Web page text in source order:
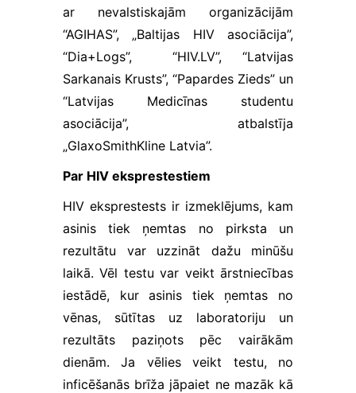
ar nevalstiskajām organizācijām
“AGIHAS”, „Baltijas HIV asociācija”,
“Dia+Logs”, “HIV.LV”, “Latvijas
Sarkanais Krusts”, “Papardes Zieds” un
“Latvijas Medicīnas studentu
asociācija”, atbalstīja
„GlaxoSmithKline Latvia”.
Par HIV eksprestestiem
HIV eksprestests ir izmeklējums, kam
asinis tiek ņemtas no pirksta un
rezultātu var uzzināt dažu minūšu
laikā. Vēl testu var veikt ārstniecības
iestādē, kur asinis tiek ņemtas no
vēnas, sūtītas uz laboratoriju un
rezultāts paziņots pēc vairākām
dienām. Ja vēlies veikt testu, no
inficēšanās brīža jāpaiet ne mazāk kā